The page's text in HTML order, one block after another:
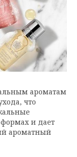
ароматам
что
и дает
ароматный